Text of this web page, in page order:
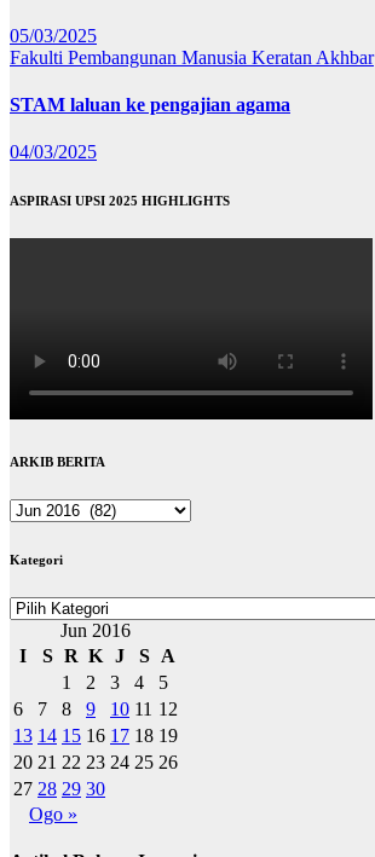
05/03/2025
Fakulti Pembangunan Manusia Keratan Akhbar
STAM laluan ke pengajian agama
04/03/2025
ASPIRASI UPSI 2025 HIGHLIGHTS
ARKIB BERITA
ARKIB
Kategori
Kategori
Jun 2016
I
S R K J S
A
1
2 3 4
5
6
7 8 9 10 11 12
13 14 15 16 17 18 19
20 21 22 23 24 25 26
27 28 29 30
Ogo »